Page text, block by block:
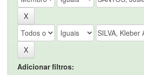
Adicionar filtros: